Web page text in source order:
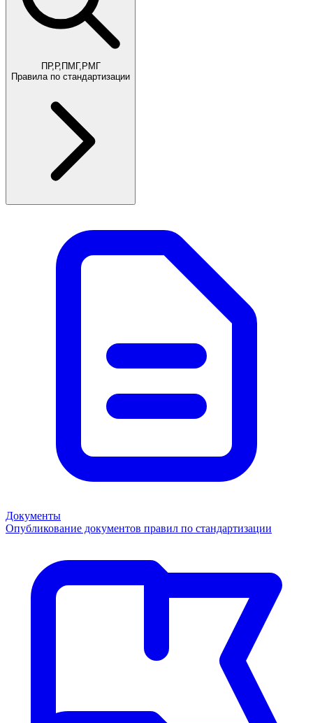
ПР,Р,ПМГ,РМГ
Правила по стандартизации
Документы
Опубликование документов правил по стандартизации